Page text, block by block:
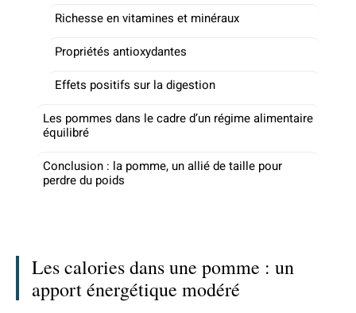
Richesse en vitamines et minéraux
Propriétés antioxydantes
Effets positifs sur la digestion
Les pommes dans le cadre d’un régime alimentaire
équilibré
Conclusion : la pomme, un allié de taille pour
perdre du poids
Les calories dans une pomme : un
apport énergétique modéré